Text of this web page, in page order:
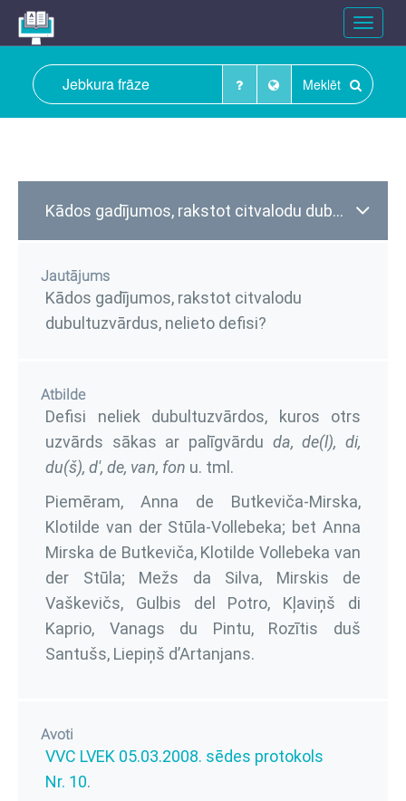
Toggle
Meklēt
Kādos gadījumos, rakstot citvalodu dubultuzvārdus, nelieto defisi?
Jautājums
Kādos gadījumos, rakstot citvalodu
dubultuzvārdus, nelieto defisi?
Atbilde
Defisi neliek dubultuzvārdos, kuros otrs
uzvārds sākas ar palīgvārdu da, de(l), di,
du(š), d', de, van, fon u. tml.
Piemēram, Anna de Butkeviča-Mirska,
Klotilde van der Stūla-Vollebeka; bet Anna
Mirska de Butkeviča, Klotilde Vollebeka van
der Stūla; Mežs da Silva, Mirskis de
Vaškevičs, Gulbis del Potro, Kļaviņš di
Kaprio, Vanags du Pintu, Rozītis duš
Santušs, Liepiņš d’Artanjans.
Avoti
VVC LVEK 05.03.2008. sēdes protokols
Nr. 10.